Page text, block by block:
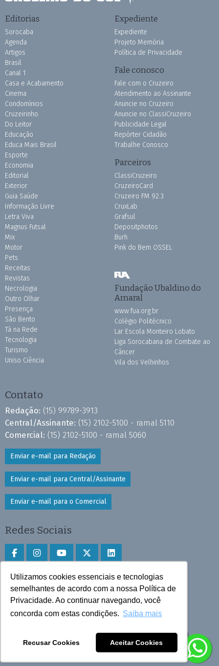
Utilizamos cookies essenciais e tecnologias
semelhantes de acordo com a nossa Política de
Privacidade. Ao continuar navegando, você
concorda com estas condições. Saiba mais
Recusar Cookies Aceitar Cookies
Editorias
Sorocaba
Agenda
Artigos
Brasil
Canal 1
Casa e Acabamento
Cinema
Condomínios
Cruzeirinho
Do Leitor
Educação
Educa Mais Brasil
Esporte
Economia
Editorial
Exterior
Guia Saúde
Informação Livre
Letra Viva
Magnus Futsal
Mix
Motor
Pets
Receitas
Revistas
Necrologia
Outro Olhar
Presença
São Bento
Tá na Rede
Tecnologia
Turismo
Uniso Ciência
Expediente
Expediente
Projeto Memória
Política de Privacidade
Fale conosco
Fale com o Cruzeiro
Atendimento ao Assinante
Anuncie no Cruzeiro
Anuncie no ClassiCruzeiro
Publicidade Legal
Repórter Cidadão
Trabalhe Conosco
Parceiros
ClassiCruzeiro
CruzeiroCard
Cruzeiro FM 92.3
CruxLab
Grafsul
Depositphotos
Burh
Pink do Bem OSSEL
Fundação Ubaldino do
Amaral
www.fua.org.br
Colégio Politécnico
Lar Escola Monteiro Lobato
Liga Sorocabana de Combate ao
Câncer
Vila dos Velhinhos
Contato
Redação: (15) 99789-3913
Central/Assinante: (15) 2102-5100 - ramal 5110
Comercial: (15) 2102-5100 - ramal 5060
Enviar e-mail para Redação
Enviar e-mail para Central/Assinante
Enviar e-mail para o Comercial
Redes Sociais
Faça download do aplicativo
Play Store e App Store
Todos os direitos reservados © 2025 Cruzeiro do Sul